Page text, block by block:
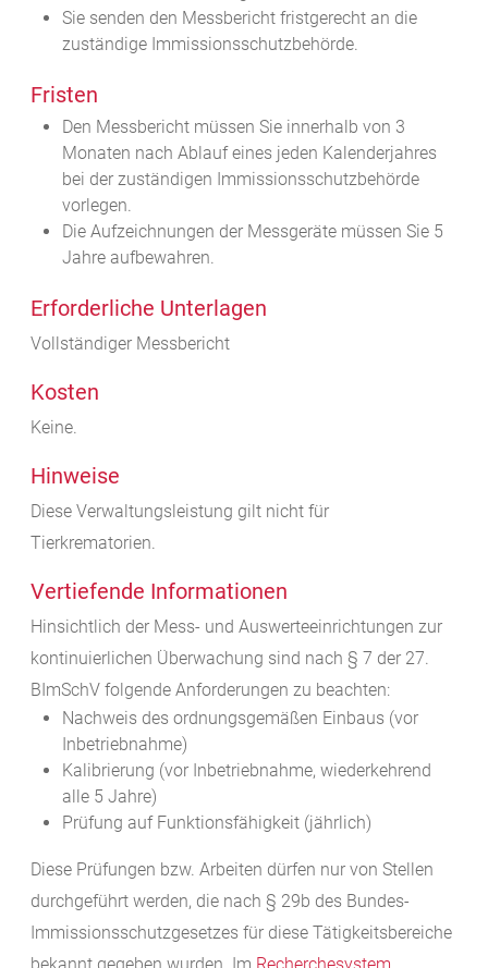
Sie senden den Messbericht fristgerecht an die
zuständige Immissionsschutzbehörde.
Fristen
Den Messbericht müssen Sie innerhalb von 3
Monaten nach Ablauf eines jeden Kalenderjahres
bei der zuständigen Immissionsschutzbehörde
vorlegen.
Die Aufzeichnungen der Messgeräte müssen Sie 5
Jahre aufbewahren.
Erforderliche Unterlagen
Vollständiger Messbericht
Kosten
Keine.
Hinweise
Diese Verwaltungsleistung gilt nicht für
Tierkrematorien.
Vertiefende Informationen
Hinsichtlich der Mess- und Auswerteeinrichtungen zur
kontinuierlichen Überwachung sind nach § 7 der 27.
BImSchV folgende Anforderungen zu beachten:
Nachweis des ordnungsgemäßen Einbaus (vor
Inbetriebnahme)
Kalibrierung (vor Inbetriebnahme, wiederkehrend
alle 5 Jahre)
Prüfung auf Funktionsfähigkeit (jährlich)
Diese Prüfungen bzw. Arbeiten dürfen nur von Stellen
durchgeführt werden, die nach § 29b des Bundes-
Immissionsschutzgesetzes für diese Tätigkeitsbereiche